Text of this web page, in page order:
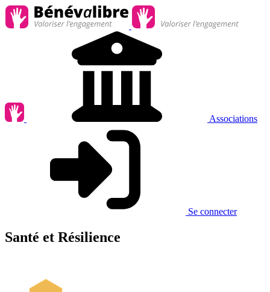
Associations
Se connecter
Santé et Résilience